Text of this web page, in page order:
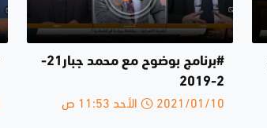
#برنامج بوضوح مع محمد جبار21-
2-2019
2021/01/10 الأحد 11:53 ص